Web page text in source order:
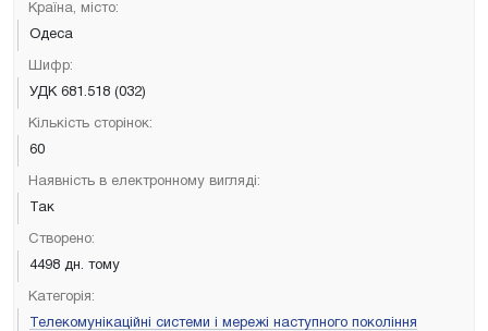
Країна, місто:
Одеса
Шифр:
УДК 681.518 (032)
Кількість сторінок:
60
Наявність в електронному вигляді:
Так
Створено:
4498 дн. тому
Категорія:
Телекомунікаційні системи і мережі наступного покоління